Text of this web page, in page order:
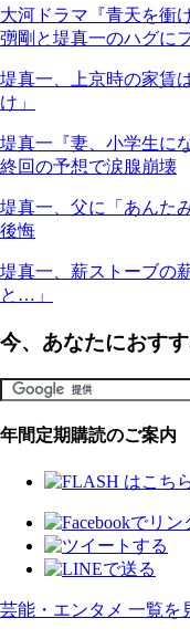
大河ドラマ『青天を衝
彅剛と堤真一のハグに
堤真一、上京時の家賃
け」
堤真一『妻、小学生に
終回の予想で涙腺崩壊
堤真一、父に「あんた
後悔
堤真一、薪ストーブの
と…」
今、あなたにおす
年間定期購読のご案内
芸能・エンタメ 一覧を